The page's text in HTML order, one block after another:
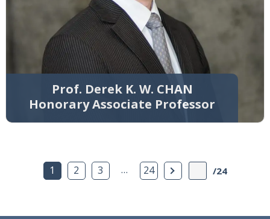
Prof. Derek K. W. CHAN
Honorary Associate Professor
1 2 3 … 24 下一頁 /24